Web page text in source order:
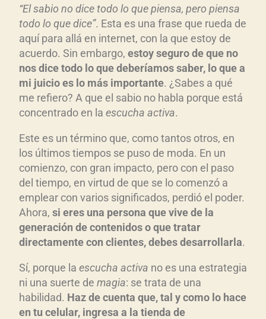
“El sabio no dice todo lo que piensa, pero piensa
todo lo que dice”. Esta es una frase que rueda de
aquí para allá en internet, con la que estoy de
acuerdo. Sin embargo, estoy seguro de que no
nos dice todo lo que deberíamos saber, lo que a
mi juicio es lo más importante. ¿Sabes a qué
me refiero? A que el sabio no habla porque está
concentrado en la escucha activa.
Este es un término que, como tantos otros, en
los últimos tiempos se puso de moda. En un
comienzo, con gran impacto, pero con el paso
del tiempo, en virtud de que se lo comenzó a
emplear con varios significados, perdió el poder.
Ahora, si eres una persona que vive de la
generación de contenidos o que tratar
directamente con clientes, debes desarrollarla.
Sí, porque la escucha activa no es una estrategia
ni una suerte de magia: se trata de una
habilidad. Haz de cuenta que, tal y como lo hace
en tu celular, ingresa a la tienda de